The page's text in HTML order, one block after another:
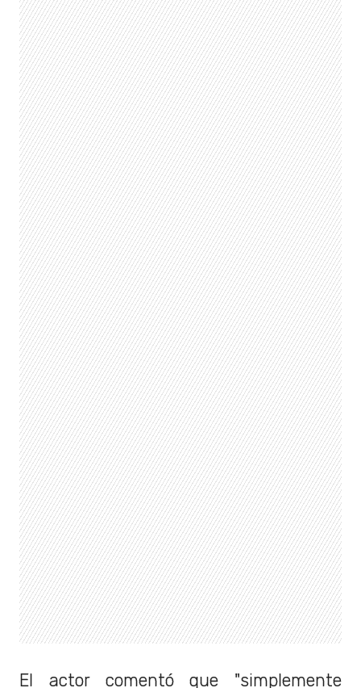
El actor comentó que "simplemente